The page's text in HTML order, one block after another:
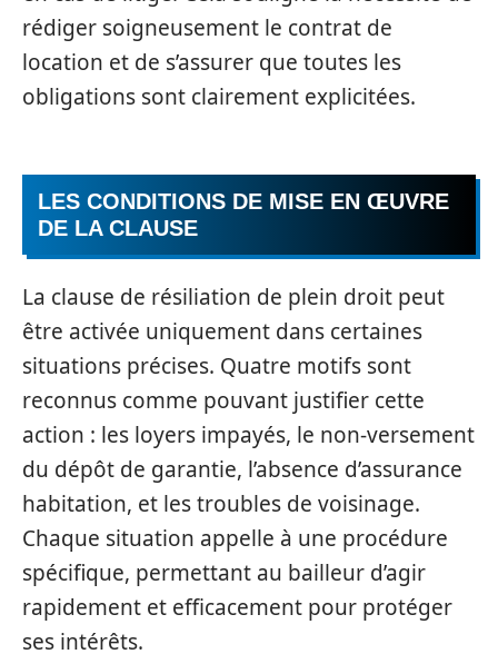
rédiger soigneusement le contrat de
location et de s’assurer que toutes les
obligations sont clairement explicitées.
LES CONDITIONS DE MISE EN ŒUVRE
DE LA CLAUSE
La clause de résiliation de plein droit peut
être activée uniquement dans certaines
situations précises. Quatre motifs sont
reconnus comme pouvant justifier cette
action : les loyers impayés, le non-versement
du dépôt de garantie, l’absence d’assurance
habitation, et les troubles de voisinage.
Chaque situation appelle à une procédure
spécifique, permettant au bailleur d’agir
rapidement et efficacement pour protéger
ses intérêts.